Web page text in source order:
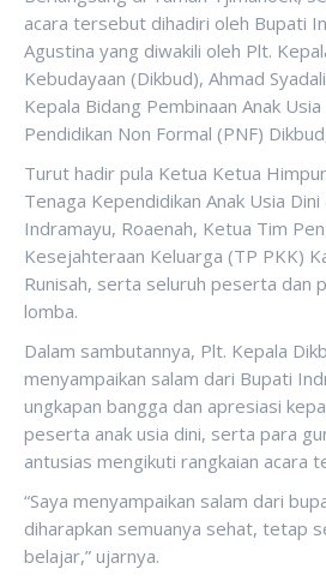
acara tersebut dihadiri oleh Bupati
Agustina yang diwakili oleh Plt.
Kebudayaan (Dikbud), Ahmad
Kepala Bidang Pembinaan Anak
Pendidikan Non Formal (PNF)
Turut hadir pula Ketua Ketua
Tenaga Kependidikan Anak Usia
Indramayu, Roaenah, Ketua Tim
Kesejahteraan Keluarga (TP PKK)
Runisah, serta seluruh peserta dan
lomba.
Dalam sambutannya, Plt. Kepala
menyampaikan salam dari Bupati
ungkapan bangga dan apresiasi
peserta anak usia dini, serta para
antusias mengikuti rangkaian acara
“Saya menyampaikan salam dari
diharapkan semuanya sehat, tetap
belajar,” ujarnya.